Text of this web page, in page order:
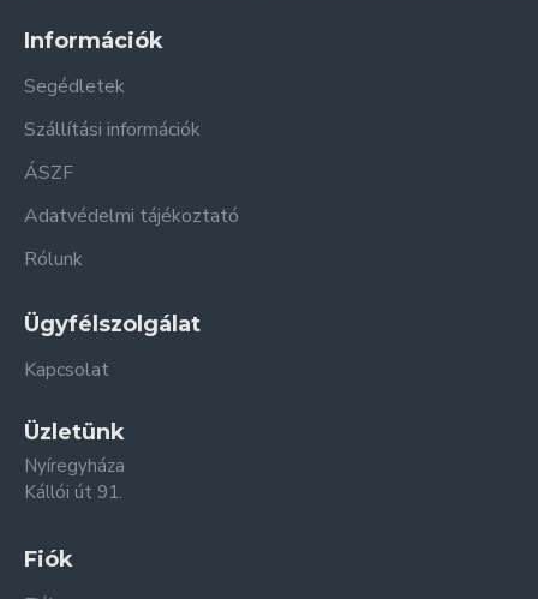
Információk
Segédletek
Szállítási információk
ÁSZF
Adatvédelmi tájékoztató
Rólunk
Ügyfélszolgálat
Kapcsolat
Üzletünk
Nyíregyháza
Kállói út 91.
Fiók